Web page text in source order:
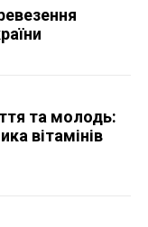
та молодь:
вітамінів